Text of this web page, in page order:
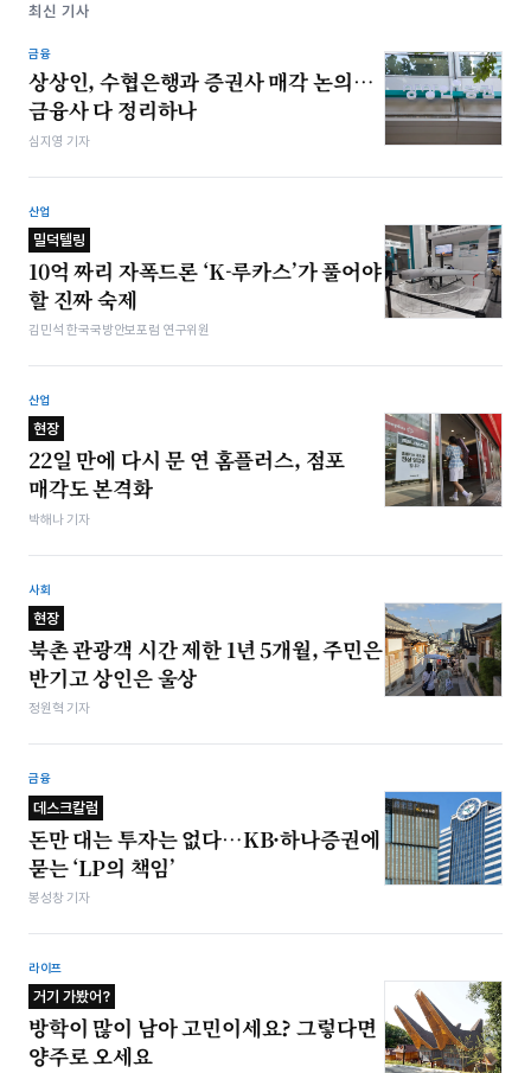
최신 기사
금융
상상인, 수협은행과 증권사 매각 논의…
금융사 다 정리하나
심지영 기자
산업
밀덕텔링
10억 짜리 자폭드론 ‘K-루카스’가 풀어야
할 진짜 숙제
김민석 한국국방안보포럼 연구위원
산업
현장
22일 만에 다시 문 연 홈플러스, 점포
매각도 본격화
박해나 기자
사회
현장
북촌 관광객 시간 제한 1년 5개월, 주민은
반기고 상인은 울상
정원혁 기자
금융
데스크칼럼
돈만 대는 투자는 없다…KB·하나증권에
묻는 ‘LP의 책임’
봉성창 기자
라이프
거기 가봤어?
방학이 많이 남아 고민이세요? 그렇다면
양주로 오세요